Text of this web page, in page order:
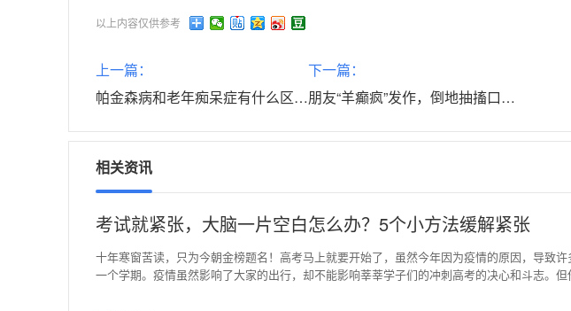
以上内容仅供参考
上一篇：
帕金森病和老年痴呆症有什么区别？症状和治疗方式都不一样
下一篇：
朋友“羊癫疯”发作，倒地抽搐口吐白沫，5点措施避免了二次伤害
相关资讯
考试就紧张，大脑一片空白怎么办？5个小方法缓解紧张
十年寒窗苦读，只为今朝金榜题名！高考马上就要开始了，虽然今年因为疫情的原因，导致
一个学期。疫情虽然影响了大家的出行，却不能影响莘莘学子们的冲刺高考的决心和斗志。